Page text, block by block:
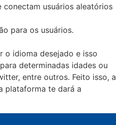
usuários aleatórios
para os usuários.
o idioma desejado e isso
determinadas idades ou
entre outros. Feito isso, a
plataforma te dará a